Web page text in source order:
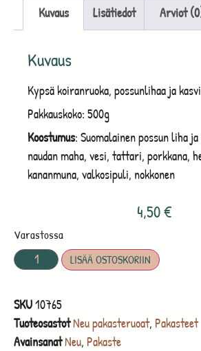
Kuvaus Lisätiedot Arviot
Kuvaus
Kypsä koiranruoka, possunlihaa ja
Pakkauskoko: 500g
Koostumus: Suomalainen possun liha
naudan maha, vesi, tattari, porkkana,
kananmuna, valkosipuli, nokkonen
4,50€
Varastossa
LISÄÄ OSTOSKORIIN
SKU10765
TuoteosastotNeu pakasteruoat, Pakasteet
AvainsanatNeu, Pakaste